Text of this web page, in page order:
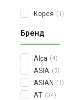
Корея (1)
Бренд
Alca (4)
ASIA (5)
ASIAN (1)
AT (34)